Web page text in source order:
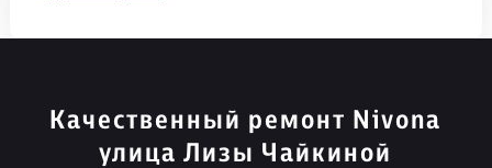
Качественный ремонт Nivona
улица Лизы Чайкиной